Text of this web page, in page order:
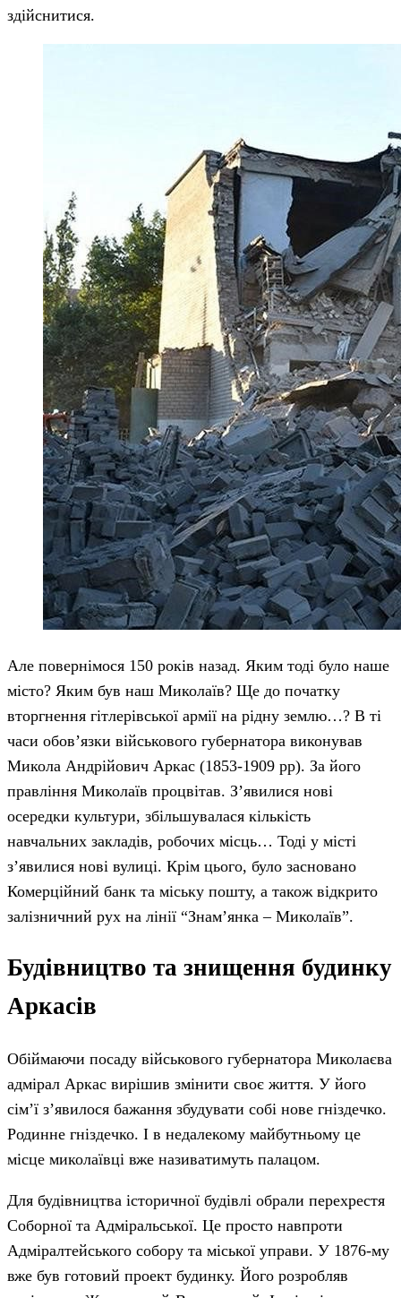
здійснитися.
Але повернімося 150 років назад. Яким тоді було наше
місто? Яким був наш Миколаїв? Ще до початку
вторгнення гітлерівської армії на рідну землю…? В ті
часи обов’язки військового губернатора виконував
Микола Андрійович Аркас (1853-1909 рр). За його
правління Миколаїв процвітав. З’явилися нові
осередки культури, збільшувалася кількість
навчальних закладів, робочих місць… Тоді у місті
з’явилися нові вулиці. Крім цього, було засновано
Комерційний банк та міську пошту, а також відкрито
залізничний рух на лінії “Знам’янка – Миколаїв”.
Будівництво та знищення будинку
Аркасів
Обіймаючи посаду військового губернатора Миколаєва
адмірал Аркас вирішив змінити своє життя. У його
сім’ї з’явилося бажання збудувати собі нове гніздечко.
Родинне гніздечко. І в недалекому майбутньому це
місце миколаївці вже називатимуть палацом.
Для будівництва історичної будівлі обрали перехрестя
Соборної та Адміральської. Це просто навпроти
Адміралтейського собору та міської управи. У 1876-му
вже був готовий проект будинку. Його розробляв